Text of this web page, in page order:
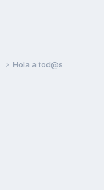
Hola a tod@s